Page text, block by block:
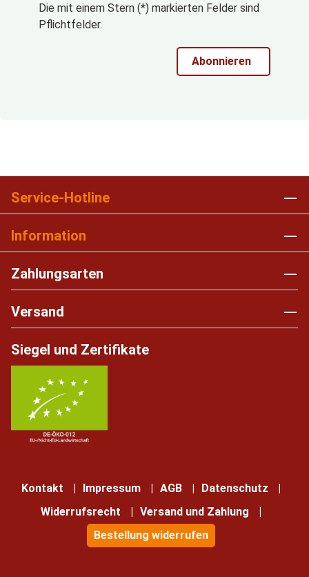
Die mit einem Stern (*) markierten Felder sind
Pflichtfelder.
Abonnieren
Service-Hotline
Information
Zahlungsarten
Versand
Siegel und Zertifikate
Kontakt Impressum AGB
Datenschutz
Widerrufsrecht
Versand und Zahlung
Bestellung widerrufen